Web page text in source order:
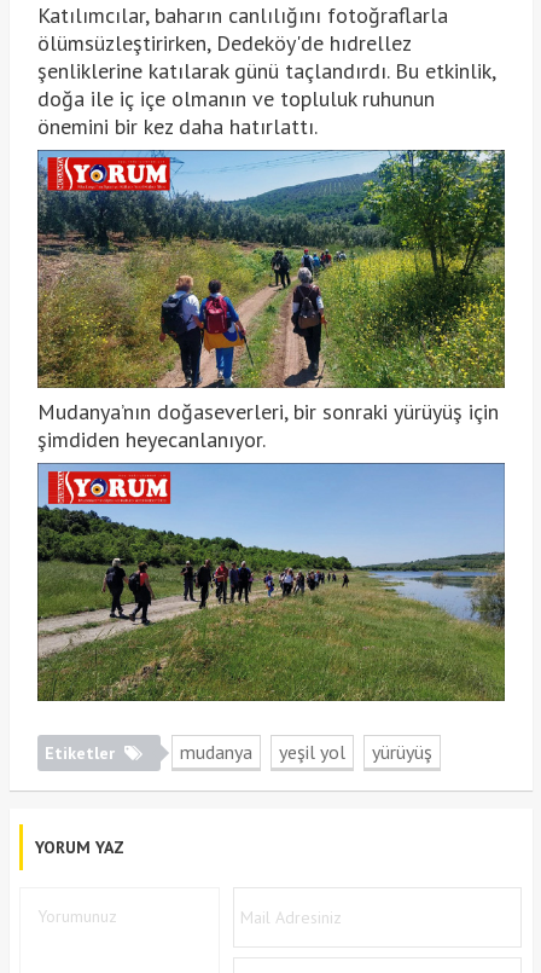
Katılımcılar, baharın canlılığını fotoğraflarla
ölümsüzleştirirken, Dedeköy'de hıdrellez
şenliklerine katılarak günü taçlandırdı. Bu etkinlik,
doğa ile iç içe olmanın ve topluluk ruhunun
önemini bir kez daha hatırlattı.
Mudanya’nın doğaseverleri, bir sonraki yürüyüş için
şimdiden heyecanlanıyor.
Etiketler mudanya yeşil yol yürüyüş
YORUM YAZ